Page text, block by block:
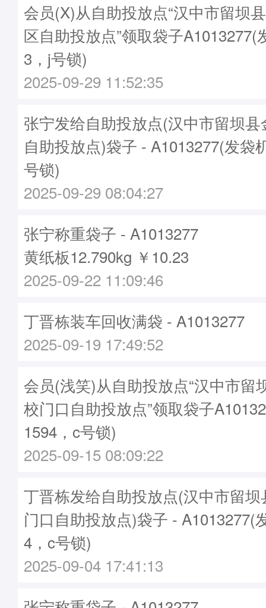
会员(X)从自助投放点“汉中市留坝
区自助投放点”领取袋子A1013277(
3，j号锁)
2025-09-29 11:52:35
张宁发给自助投放点(汉中市留坝
自助投放点)袋子 - A1013277(发袋
号锁)
2025-09-29 08:04:27
张宁称重袋子 - A1013277
黄纸板12.790kg ￥10.23
2025-09-22 11:09:46
丁晋栋装车回收满袋 - A1013277
2025-09-19 17:49:52
会员(浅笑)从自助投放点“汉中市留
校门口自助投放点”领取袋子
1594，c号锁)
2025-09-15 08:09:22
丁晋栋发给自助投放点(汉中市留
门口自助投放点)袋子 - A1013277(
4，c号锁)
2025-09-04 17:41:13